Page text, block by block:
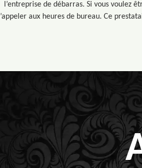
l’entreprise de débarras. Si vous voulez
l’appeler aux heures de bureau. Ce